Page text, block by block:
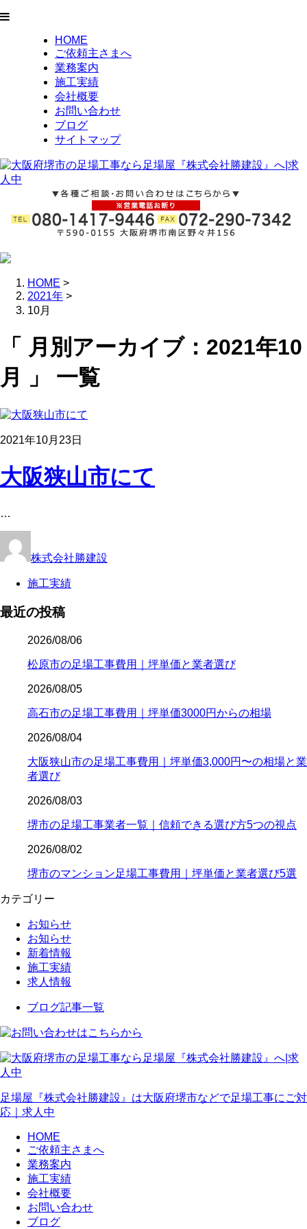
HOME
ご依頼主さまへ
業務案内
施工実績
会社概要
お問い合わせ
ブログ
サイトマップ
HOME >
2021年 >
10月
「 月別アーカイブ：2021年10
月 」 一覧
2021年10月23日
大阪狭山市にて
…
株式会社勝建設
施工実績
最近の投稿
2026/08/06
松原市の足場工事費用｜坪単価と業者選び
2026/08/05
高石市の足場工事費用｜坪単価3000円からの相場
2026/08/04
大阪狭山市の足場工事費用｜坪単価3,000円〜の相場と業
者選び
2026/08/03
堺市の足場工事業者一覧｜信頼できる選び方5つの視点
2026/08/02
堺市のマンション足場工事費用｜坪単価と業者選び5選
カテゴリー
お知らせ
お知らせ
新着情報
施工実績
求人情報
ブログ記事一覧
足場屋『株式会社勝建設』は大阪府堺市などで足場工事にご対
応｜求人中
HOME
ご依頼主さまへ
業務案内
施工実績
会社概要
お問い合わせ
ブログ